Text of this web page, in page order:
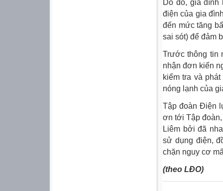
Do đó, gia
điện của gia
đến mức tăng
sai sót) để đảm
Trước thông tin
nhận đơn kiến
kiểm tra và
nóng lạnh của
Tập đoàn Điện
ơn tới Tập
Liêm bởi đã
sử dụng điện,
chặn nguy cơ
(theo LĐO)